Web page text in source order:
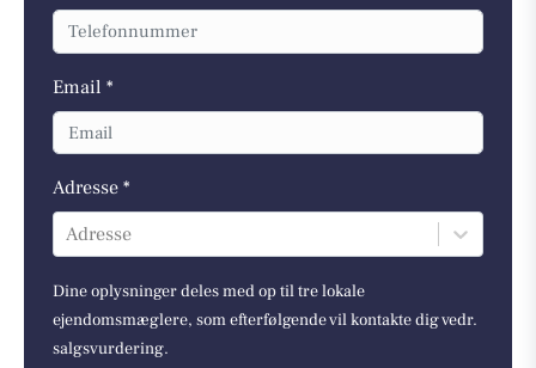
Email *
Adresse *
Adresse
Dine oplysninger deles med op til tre lokale
ejendomsmæglere, som efterfølgende vil kontakte dig vedr.
salgsvurdering.